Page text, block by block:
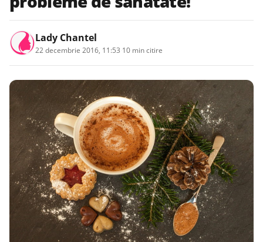
Lady Chantel
22 decembrie 2016, 11:53 10 min citire